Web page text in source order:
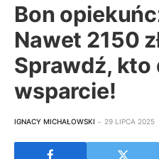
Bon
Nawet 2150
Sprawdź, kto
wsparcie!
IGNACY MICHAŁOWSKI 29 LIPCA 2025